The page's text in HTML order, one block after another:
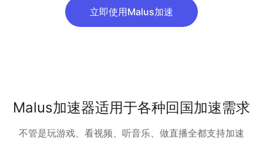
立即使用Malus加速
Malus加速器适用于各种回国加速需求
不管是玩游戏、看视频、听音乐、做直播全都支持加速